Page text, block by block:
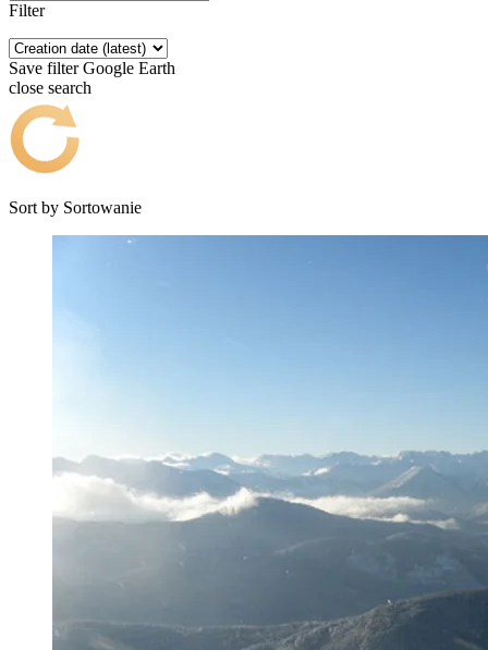
Filter
Save filter Google Earth
close search
Sort by Sortowanie